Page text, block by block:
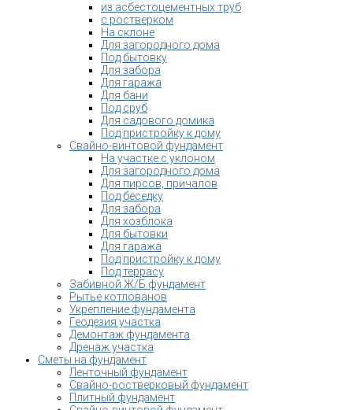
из асбестоцементных труб
с ростверком
На склоне
Для загородного дома
Под бытовку
Для забора
Для гаража
Для бани
Под сруб
Для садового домика
Под пристройку к дому
Свайно-винтовой фундамент
На участке с уклоном
Для загородного дома
Для пирсов, причалов
Под беседку
Для забора
Для хозблока
Для бытовки
Для гаража
Под пристройку к дому
Под террасу
Забивной Ж/Б фундамент
Рытье котлованов
Укрепление фундамента
Геодезия участка
Демонтаж фундамента
Дренаж участка
Сметы на фундамент
Ленточный фундамент
Свайно-ростверковый фундамент
Плитный фундамент